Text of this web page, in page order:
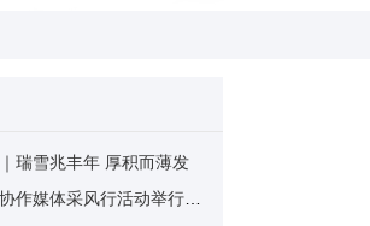
瑞雪兆丰年 厚积而薄发